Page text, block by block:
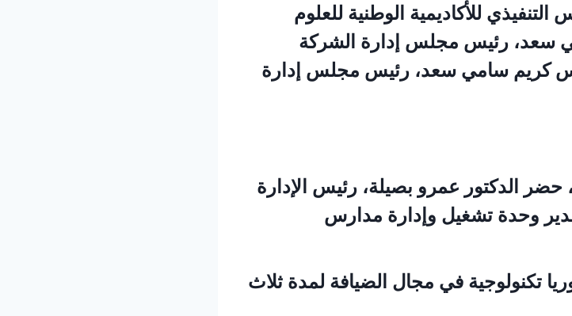
للأكاديمية الوطنية للعلوم
سعد، رئيس مجلس إدارة الشركة
كريم سامي سعد، رئيس مجلس إدارة
حضر الدكتور عمرو بصيلة، رئيس الإدارة
وحدة تشغيل وإدارة مدارس
تكنولوجية في مجال الضيافة لمدة ثلاث